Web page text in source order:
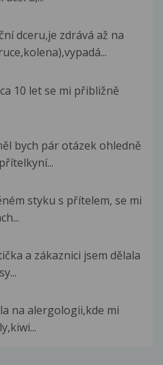
dceru,je zdrává až na
10 let se mi přibližně
bych pár otázek ohledně
styku s přítelem, se mi
a zákaznici jsem dělala
na alergologii,kde mi